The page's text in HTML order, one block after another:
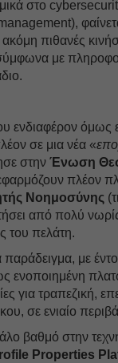
στο
πιθανές
με
ενδιαφέρον όμως
σε μια νέα «
στην Ένωση
πλέον
Νοημοσύνης
από πολύ
του πελάτη.
παράδειγμα, με
ενοποιημένη
για τραπεζική,
σε ενιαίο
βαθμό στην
Properties